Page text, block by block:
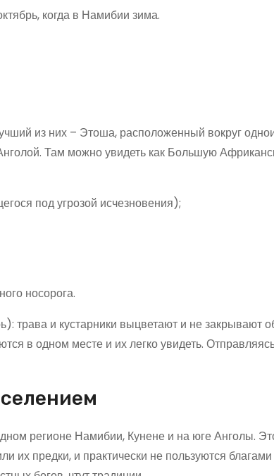
когда в Намибии зима.
из них – Этоша, расположенный вокруг
Там можно увидеть как Большую
под угрозой исчезновения);
носорога.
трава и кустарники выцветают и не закрывают
в одном месте и их легко увидеть.
регионе Намибии, Кунене и на юге Анголы.
предки, и практически не пользуются